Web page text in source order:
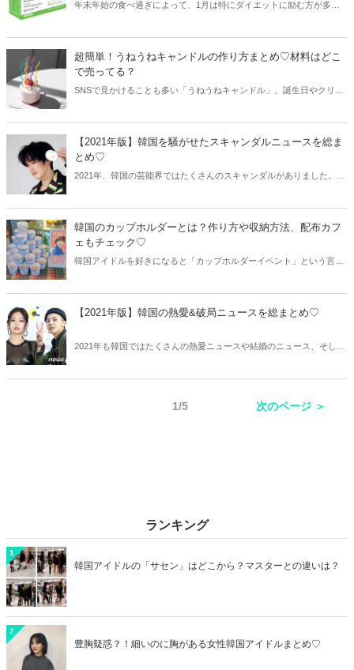
年末年始の食べ過ぎによって、1月は特にダイエットに励む方が多い
人気の置き換えダイエットドリンクをまとめてご紹介します♫
超簡単！うねうねキャンドルの作り方まとめ♡材料はどこ
で売ってる？
SNSで見かけることも多い「うねうねキャンドル」。誕生日やクリス
り方をご紹介します♡
【2021年版】韓国を騒がせたスキャンダルニュースを総ま
とめ♡
2021年、韓国の芸能界ではたくさんのスキャンダルがありました。特
ュースをまとめてご紹介します！
韓国のカップホルダーとは？作り方や収納方法、配布カフ
ェもチェック♡
韓国アイドルを好きになると「カップホルダーイベント」という言葉
プホルダーを配布しているカフェなどもご紹介します！
【2021年版】韓国の熱愛&破局ニュースを総まとめ♡
2021年も韓国ではたくさんの熱愛ニュースや結婚のニュース、そして
1/5 次のページ ＞
ランキング
1
韓国アイドルの「サセン」はどこから？マスターとの違いは？
2
豊胸疑惑？！細いのに胸がある女性韓国アイドルまとめ♡